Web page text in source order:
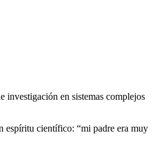
investigación en sistemas complejos
espíritu científico: “mi padre era muy